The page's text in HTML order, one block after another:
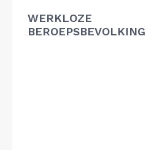
WERKLOZE
BEROEPSBEVOLKING